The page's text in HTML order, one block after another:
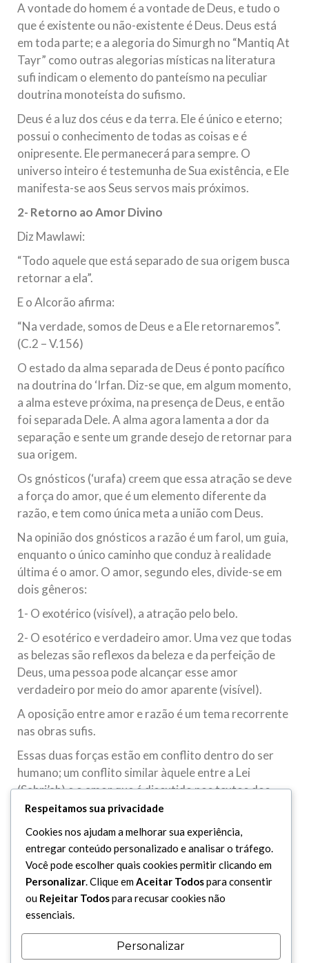
A vontade do homem é a vontade de Deus, e tudo o
que é existente ou não-existente é Deus. Deus está
em toda parte; e a alegoria do Simurgh no “Mantiq At
Tayr” como outras alegorias místicas na literatura
sufi indicam o elemento do panteísmo na peculiar
doutrina monoteísta do sufismo.
Deus é a luz dos céus e da terra. Ele é único e eterno;
possui o conhecimento de todas as coisas e é
onipresente. Ele permanecerá para sempre. O
universo inteiro é testemunha de Sua existência, e Ele
manifesta-se aos Seus servos mais próximos.
2- Retorno ao Amor Divino
Diz Mawlawi:
“Todo aquele que está separado de sua origem busca
retornar a ela”.
E o Alcorão afirma:
“Na verdade, somos de Deus e a Ele retornaremos”.
(C.2 – V.156)
O estado da alma separada de Deus é ponto pacífico
na doutrina do ‘Irfan. Diz-se que, em algum momento,
a alma esteve próxima, na presença de Deus, e então
foi separada Dele. A alma agora lamenta a dor da
separação e sente um grande desejo de retornar para
sua origem.
Os gnósticos (‘urafa) creem que essa atração se deve
a força do amor, que é um elemento diferente da
razão, e tem como única meta a união com Deus.
Na opinião dos gnósticos a razão é um farol, um guia,
enquanto o único caminho que conduz à realidade
última é o amor. O amor, segundo eles, divide-se em
dois gêneros:
1- O exotérico (visível), a atração pelo belo.
2- O esotérico e verdadeiro amor. Uma vez que todas
as belezas são reflexos da beleza e da perfeição de
Deus, uma pessoa pode alcançar esse amor
verdadeiro por meio do amor aparente (visível).
A oposição entre amor e razão é um tema recorrente
nas obras sufis.
Essas duas forças estão em conflito dentro do ser
humano; um conflito similar àquele entre a Lei
(Sahri’ah) e o amor que é discutido nos textos dos
sufis.
O amor é um método de purificação interior através
da disciplina espiritual. Após essa purificação o
coração está pronto para receber a Luz de Deus. O
Profeta (saas) disse: “Moldem a si mesmos de acordo
com as normas divinas”, quando o coração se
transforma num espelho que reflete a manifestação
de Deus, a realidade é impressa nele e uma visão clara
é obtida. Então, tudo o que devoto vê é Deus; nesse
Respeitamos sua privacidade
Cookies nos ajudam a melhorar sua experiência,
entregar conteúdo personalizado e analisar o tráfego.
Você pode escolher quais cookies permitir clicando em
Personalizar. Clique emAceitar Todospara consentir
ou Rejeitar Todospara recusar cookies não
essenciais.
Personalizar